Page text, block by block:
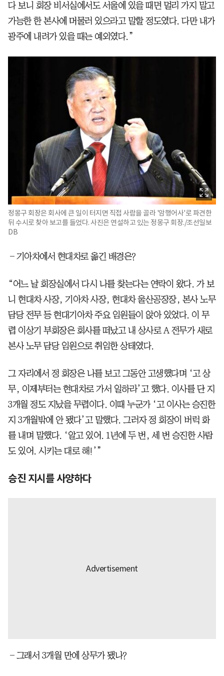
다 보니 회장 비서실에서도 서울에 있을 때면 멀리 가지 말고
가능한 한 본사에 머물러 있으라고 말할 정도였다. 다만 내가
광주에 내려가 있을 때는 예외였다.”
정몽구 회장은 회사에 큰 일이 터지면 직접 사람을 골라 '암행어사'로 파견한
뒤 수시로 찾아 보고를 들었다. 사진은 연설하고 있는 정몽구 회장./조선일보
DB
―기아차에서 현대차로 옮긴 배경은?
“어느 날 회장실에서 다시 나를 찾는다는 연락이 왔다. 가 보
니 현대차 사장, 기아차 사장, 현대차 울산공장장, 본사 노무
담당 전무 등 현대기아차 주요 임원들이 앉아 있었다. 이 무
렵 이상기 부회장은 회사를 떠났고 내 상사로 A 전무가 새로
본사 노무 담당 임원으로 취임한 상태였다.
그 자리에서 정 회장은 나를 보고 그동안 고생했다며 ‘고 상
무, 이제부터는 현대차로 가서 일하라’고 했다. 이사를 단 지
3개월 정도 지났을 무렵이다. 이때 누군가 ‘고 이사는 승진한
지 3개월밖에 안 됐다’고 말했다. 그러자 정 회장이 버럭 화
를 내며 말했다. ‘알고 있어. 1년에 두 번, 세 번 승진한 사람
도 있어. 시키는 대로 해!’”
승진 지시를 사양하다
―그래서 3개월 만에 상무가 됐나?